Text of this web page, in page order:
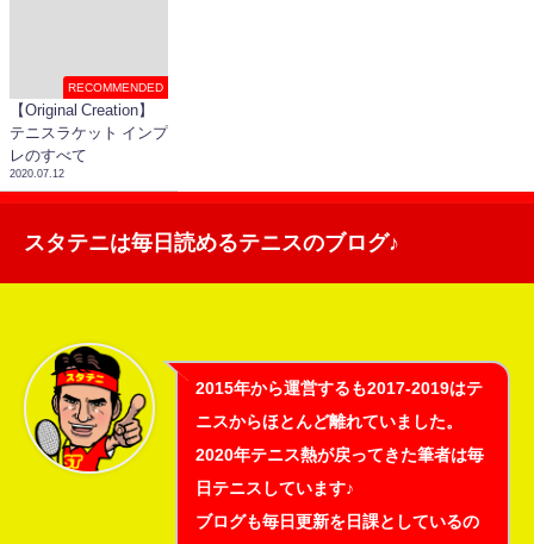
RECOMMENDED
【Original Creation】
テニスラケット インプ
レのすべて
2020.07.12
スタテニは毎日読めるテニスのブログ♪
2015年から運営するも2017-2019はテ
ニスからほとんど離れていました。
2020年テニス熱が戻ってきた筆者は毎
日テニスしています♪
ブログも毎日更新を日課としているの